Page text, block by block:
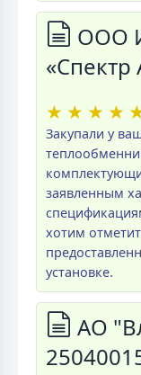
ООО
★ ★ ★ ★
Закупали у
заявленным
хотим
установке.
АО